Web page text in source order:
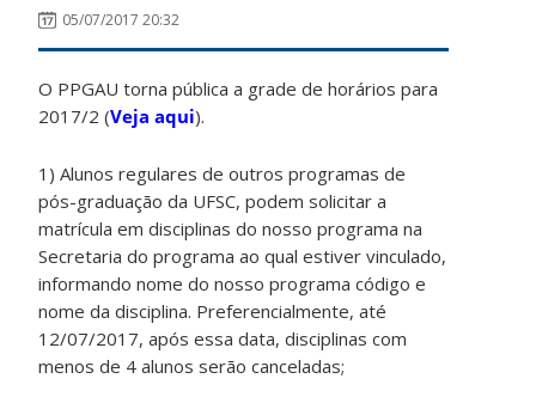
05/07/2017 20:32
O PPGAU torna pública a grade de horários para
2017/2 (Veja aqui).
1) Alunos regulares de outros programas de
pós-graduação da UFSC, podem solicitar a
matrícula em disciplinas do nosso programa na
Secretaria do programa ao qual estiver vinculado,
informando nome do nosso programa código e
nome da disciplina. Preferencialmente, até
12/07/2017, após essa data, disciplinas com
menos de 4 alunos serão canceladas;